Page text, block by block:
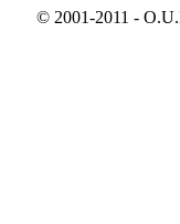
© 2001-2011 -